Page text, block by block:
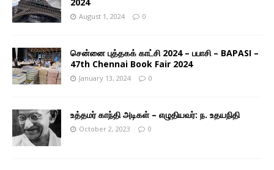
August 1, 2024 0
சென்னை புத்தகக் காட்சி 2024 – பபாசி – BAPASI –
47th Chennai Book Fair 2024
January 13, 2024 0
உத்தமர் காந்தி அடிகள் – எழுதியவர்: ந. உதயநிதி
October 2, 2023 0